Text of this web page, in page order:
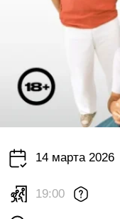
14 марта 2026
19:00